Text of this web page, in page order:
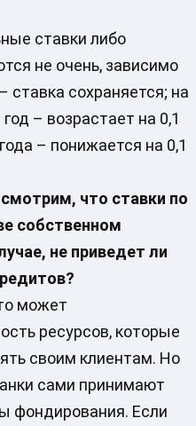
ставки либо
не очень, зависимо
ставка сохраняется; на
– возрастает на 0,1
– понижается на 0,1
что ставки по
собственном
не приведет ли
может
ресурсов, которые
своим клиентам. Но
сами принимают
фондирования. Если